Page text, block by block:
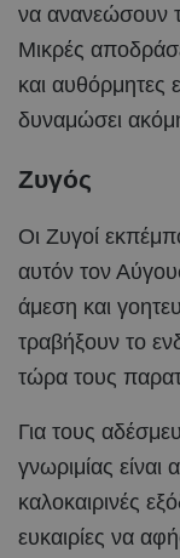
να ανανεώσουν
Μικρές
και αυθόρμητες
δυναμώσει
Ζυγός
Οι Ζυγοί
αυτόν τον
άμεση και
τραβήξουν το
τώρα τους
Για τους
γνωριμίας είναι
καλοκαιρινές
ευκαιρίες να